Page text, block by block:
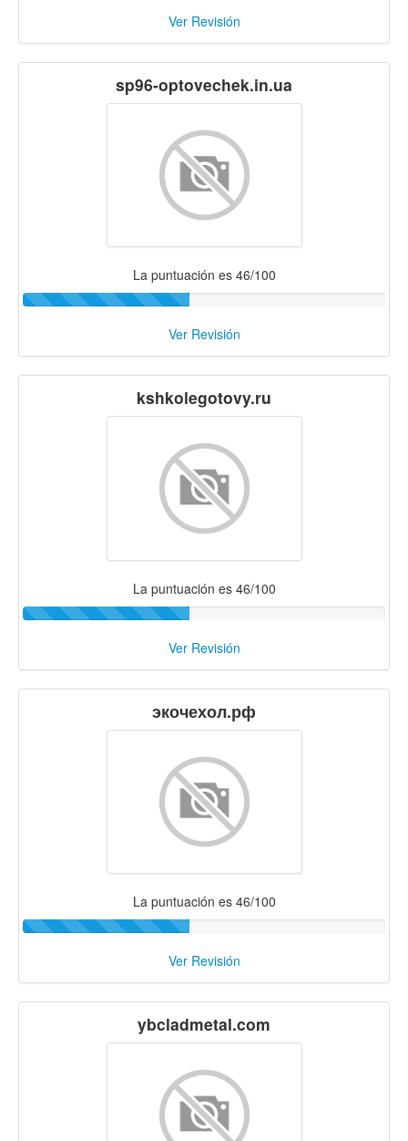
Ver Revisión
sp96-optovechek.in.ua
La puntuación es 46/100
Ver Revisión
kshkolegotovy.ru
La puntuación es 46/100
Ver Revisión
экочехол.рф
La puntuación es 46/100
Ver Revisión
ybcladmetal.com